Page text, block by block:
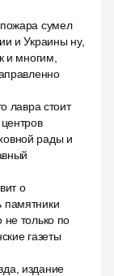
сумел
и Украины ну,
и многим,
лавра стоит
рады и
о
памятники
не только по
газеты
издание